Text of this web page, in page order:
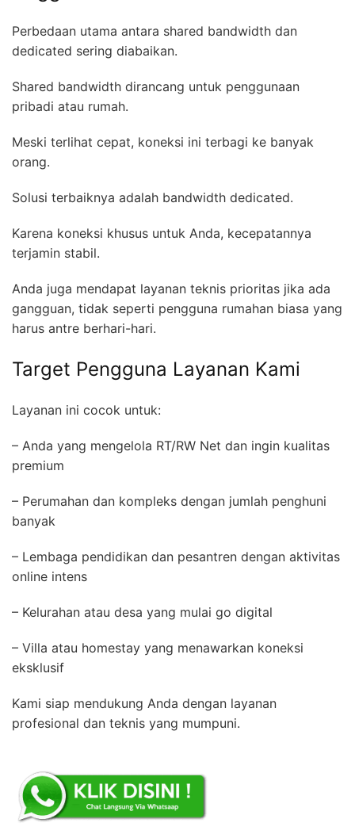
Perbedaan utama antara shared bandwidth dan
dedicated sering diabaikan.
Shared bandwidth dirancang untuk penggunaan
pribadi atau rumah.
Meski terlihat cepat, koneksi ini terbagi ke banyak
orang.
Solusi terbaiknya adalah bandwidth dedicated.
Karena koneksi khusus untuk Anda, kecepatannya
terjamin stabil.
Anda juga mendapat layanan teknis prioritas jika ada
gangguan, tidak seperti pengguna rumahan biasa yang
harus antre berhari-hari.
Target Pengguna Layanan Kami
Layanan ini cocok untuk:
– Anda yang mengelola RT/RW Net dan ingin kualitas
premium
– Perumahan dan kompleks dengan jumlah penghuni
banyak
– Lembaga pendidikan dan pesantren dengan aktivitas
online intens
– Kelurahan atau desa yang mulai go digital
– Villa atau homestay yang menawarkan koneksi
eksklusif
Kami siap mendukung Anda dengan layanan
profesional dan teknis yang mumpuni.